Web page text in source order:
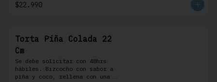
coco, cubierta con buttercream
$22.990
Torta Piña Colada 22
Cm
Se debe solicitar con 48hrs
hábiles. Bizcocho con sabor a
piña y coco, rellena con una